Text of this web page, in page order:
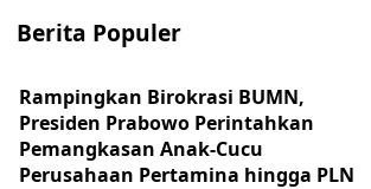
Berita Populer
Rampingkan Birokrasi BUMN,
Presiden Prabowo Perintahkan
Pemangkasan Anak-Cucu
Perusahaan Pertamina hingga PLN